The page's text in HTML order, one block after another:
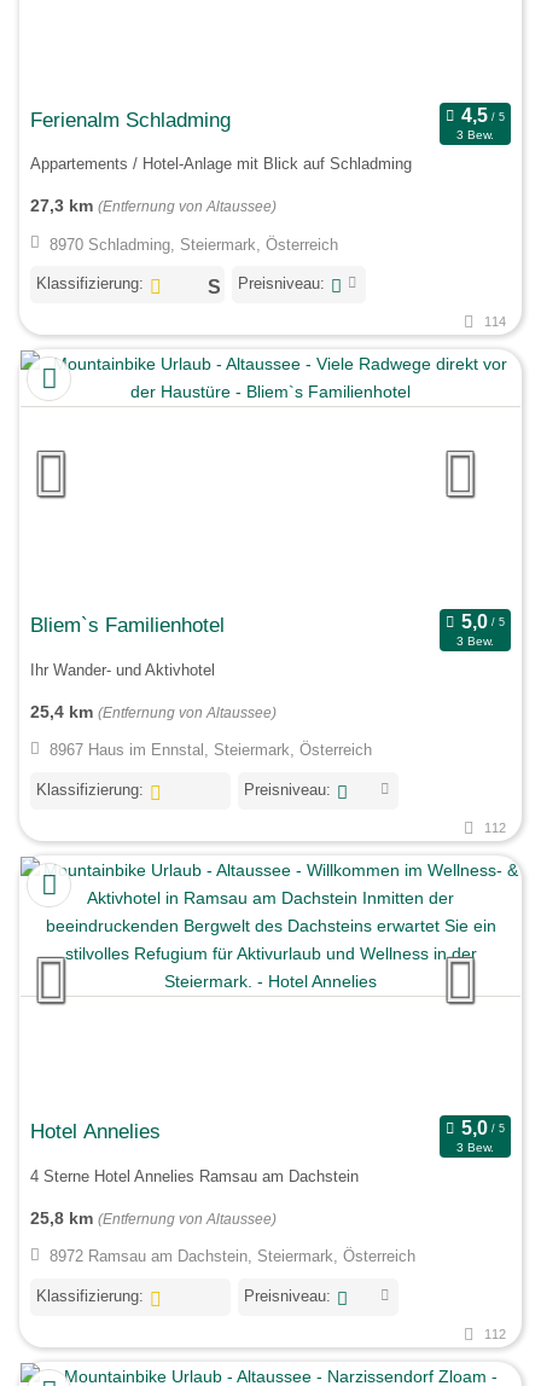
Ferienalm Schladming
3 Bew.
Appartements / Hotel-Anlage mit Blick auf Schladming
27,3 km (Entfernung von Altaussee)
8970 Schladming, Steiermark, Österreich
Klassifizierung: Preisniveau:
114
Bliem`s Familienhotel
3 Bew.
Ihr Wander- und Aktivhotel
25,4 km (Entfernung von Altaussee)
8967 Haus im Ennstal, Steiermark, Österreich
Klassifizierung: Preisniveau:
112
Hotel Annelies
3 Bew.
4 Sterne Hotel Annelies Ramsau am Dachstein
25,8 km (Entfernung von Altaussee)
8972 Ramsau am Dachstein, Steiermark, Österreich
Klassifizierung: Preisniveau:
112